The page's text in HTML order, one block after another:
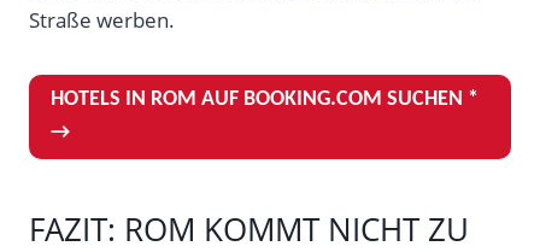
Straße werben.
HOTELS IN ROM AUF BOOKING.COM SUCHEN *
→
FAZIT: ROM KOMMT NICHT ZU